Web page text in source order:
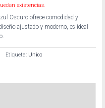
existencias.
Oscuro ofrece comodidad y
ajustado y moderno, es ideal
Etiqueta: Unico